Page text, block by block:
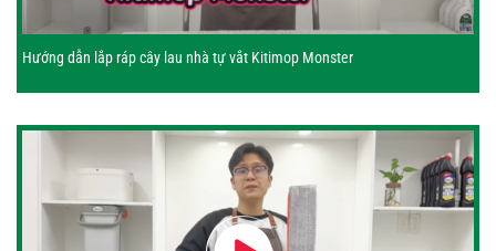
Hướng dẫn lắp ráp cây lau nhà tự vắt Kitimop Monster